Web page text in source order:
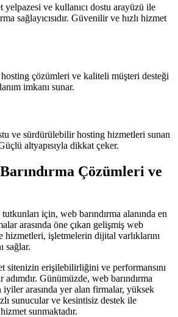
yelpazesi ve kullanıcı dostu arayüzü ile
sağlayıcısıdır. Güvenilir ve hızlı hizmet
çözümleri ve kaliteli müşteri desteği
imkanı sunar.
ve sürdürülebilir hosting hizmetleri sunan
altyapısıyla dikkat çeker.
Çözümleri ve
için, web barındırma alanında en
arasında öne çıkan gelişmiş web
hizmetleri, işletmelerin dijital varlıklarını
sağlar.
sitenizin erişilebilirliğini ve performansını
Günümüzde, web barındırma
iyiler arasında yer alan firmalar, yüksek
sunucular ve kesintisiz destek ile
sunmaktadır.